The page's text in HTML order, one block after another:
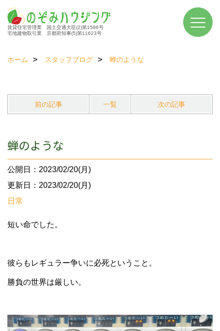
賃貸住宅管理業 国土交通大臣(2)第1586号
宅地建物取引業 京都府知事(5)第11623号
ホーム スタッフブログ 蝉のような
前の記事 一覧 次の記事
蝉のような
公開日：2023/02/20(月)
更新日：2023/02/20(月)
日常
短い命でした。
彼らもレギュラー争いに必死ということ。
勝負の世界は厳しい。